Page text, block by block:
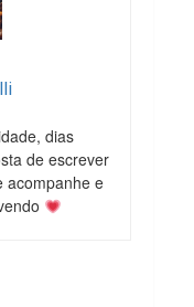
dias
de escrever
acompanhe e